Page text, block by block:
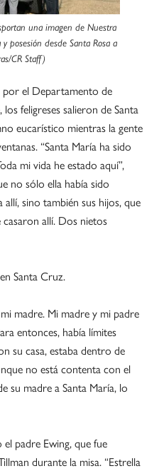
una imagen de Nuestra
posesión desde Santa Rosa a
CR Staff)
el Departamento de
feligreses salieron de Santa
eucarístico mientras la gente
“Santa María ha sido
mi vida he estado aquí”,
no sólo ella había sido
allí, sino también sus hijos, que
allí. Dos nietos
Santa Cruz.
madre. Mi madre y mi padre
entonces, había límites
su casa, estaba dentro de
no está contenta con el
su madre a Santa María, lo
el padre Ewing, que fue
durante la misa. “Estrella